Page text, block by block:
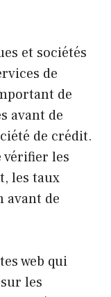
et sociétés
de
de
avant de
de crédit.
les
les taux
avant de
web qui
les